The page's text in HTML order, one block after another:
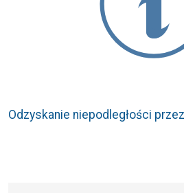
Odzyskanie niepodległości